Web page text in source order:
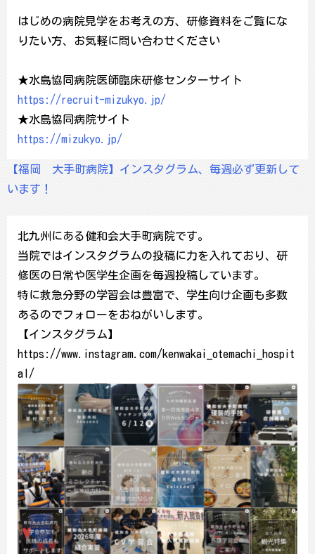
はじめの病院見学をお考えの方、研修資料をご覧にな
りたい方、お気軽に問い合わせください
★水島協同病院医師臨床研修センターサイト
https://recruit-mizukyo.jp/
★水島協同病院サイト
https://mizukyo.jp/
【福岡 大手町病院】インスタグラム、毎週必ず更新して
います！
北九州にある健和会大手町病院です。
当院ではインスタグラムの投稿に力を入れており、研
修医の日常や医学生企画を毎週投稿しています。
特に救急分野の学習会は豊富で、学生向け企画も多数
あるのでフォローをおねがいします。
【インスタグラム】
https://www.instagram.com/kenwakai_otemachi_hospit
al/